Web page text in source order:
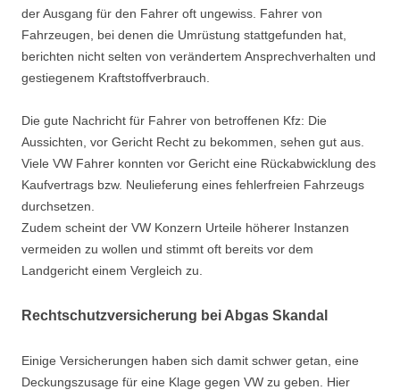
der Ausgang für den Fahrer oft ungewiss. Fahrer von
Fahrzeugen, bei denen die Umrüstung stattgefunden hat,
berichten nicht selten von verändertem Ansprechverhalten und
gestiegenem Kraftstoffverbrauch.
Die gute Nachricht für Fahrer von betroffenen Kfz: Die
Aussichten, vor Gericht Recht zu bekommen, sehen gut aus.
Viele VW Fahrer konnten vor Gericht eine Rückabwicklung des
Kaufvertrags bzw. Neulieferung eines fehlerfreien Fahrzeugs
durchsetzen.
Zudem scheint der VW Konzern Urteile höherer Instanzen
vermeiden zu wollen und stimmt oft bereits vor dem
Landgericht einem Vergleich zu.
Rechtschutzversicherung bei Abgas Skandal
Einige Versicherungen haben sich damit schwer getan, eine
Deckungszusage für eine Klage gegen VW zu geben. Hier